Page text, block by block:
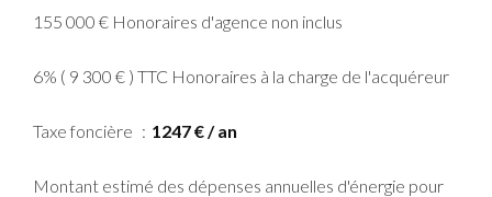
155 000 € Honoraires d'agence non inclus
6% ( 9 300 € ) TTC Honoraires à la charge de l'acquéreur
Taxe foncière 1247 € / an
Montant estimé des dépenses annuelles d'énergie pour